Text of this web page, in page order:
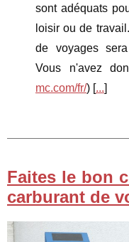
sont adéquats
loisir ou de
de voyages
Vous n'avez
mc.com/fr/) [ ...
Faites le bon
carburant de